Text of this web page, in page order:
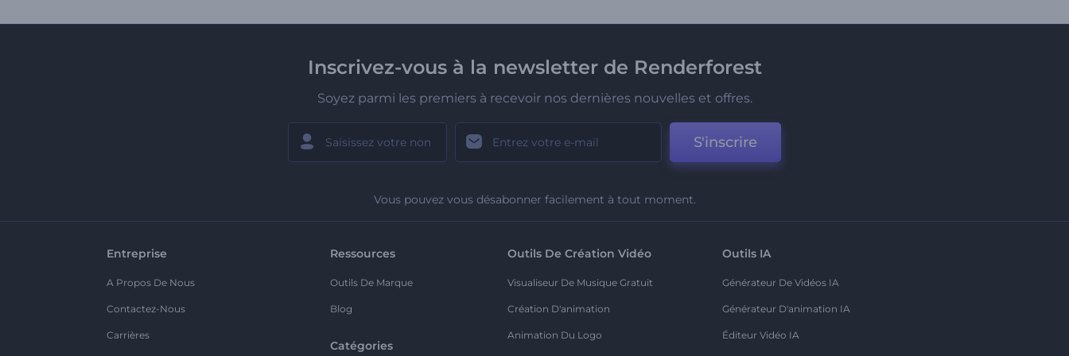
Inscrivez-vous à la newsletter de Renderforest
Soyez parmi les premiers à recevoir nos dernières nouvelles et offres.
S'inscrire
Vous pouvez vous désabonner facilement à tout moment.
Entreprise
A Propos De Nous
Contactez-Nous
Carrières
Ressources
Outils De Marque
Blog
Catégories
Outils De Création Vidéo
Visualiseur De Musique Gratuit
Création D'animation
Animation Du Logo
Outils IA
Générateur De Vidéos IA
Générateur D'animation IA
Éditeur Vidéo IA